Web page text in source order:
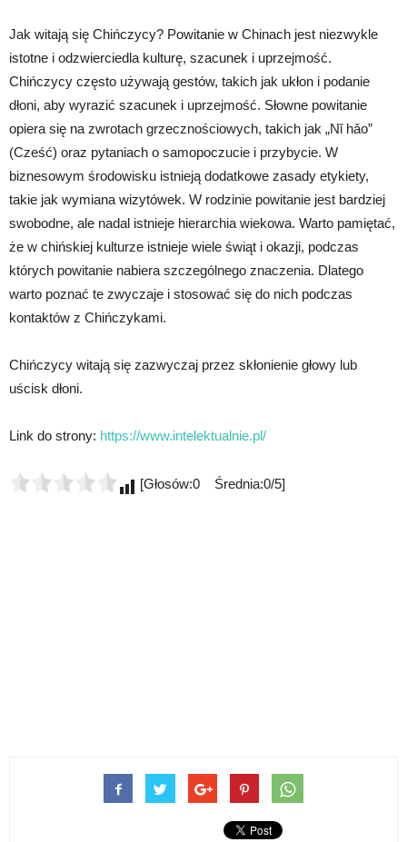
Jak witają się Chińczycy? Powitanie w Chinach jest niezwykle
istotne i odzwierciedla kulturę, szacunek i uprzejmość.
Chińczycy często używają gestów, takich jak ukłon i podanie
dłoni, aby wyrazić szacunek i uprzejmość. Słowne powitanie
opiera się na zwrotach grzecznościowych, takich jak „Nǐ hǎo”
(Cześć) oraz pytaniach o samopoczucie i przybycie. W
biznesowym środowisku istnieją dodatkowe zasady etykiety,
takie jak wymiana wizytówek. W rodzinie powitanie jest bardziej
swobodne, ale nadal istnieje hierarchia wiekowa. Warto pamiętać,
że w chińskiej kulturze istnieje wiele świąt i okazji, podczas
których powitanie nabiera szczególnego znaczenia. Dlatego
warto poznać te zwyczaje i stosować się do nich podczas
kontaktów z Chińczykami.
Chińczycy witają się zazwyczaj przez skłonienie głowy lub
uścisk dłoni.
Link do strony: https://www.intelektualnie.pl/
[Głosów:0 Średnia:0/5]